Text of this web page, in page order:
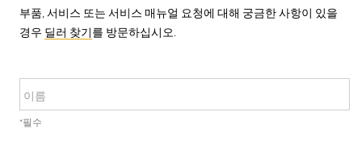
부품, 서비스 또는 서비스 매뉴얼 요청에 대해 궁금한 사항이 있을
경우 딜러 찾기를 방문하십시오.
이름
*필수